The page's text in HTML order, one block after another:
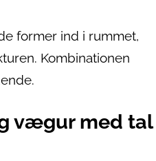
former ind i rummet,
Kombinationen
vægur med tal